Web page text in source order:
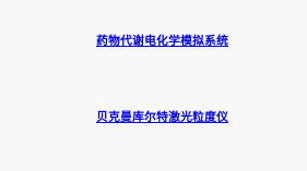
药物代谢电化学模拟系统
贝克曼库尔特激光粒度仪